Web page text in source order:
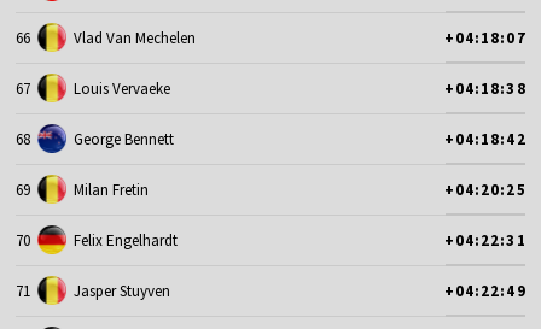
66 Vlad Van Mechelen +04:18:07
67 Louis Vervaeke +04:18:38
68 George Bennett +04:18:42
69 Milan Fretin +04:20:25
70 Felix Engelhardt +04:22:31
71 Jasper Stuyven +04:22:49